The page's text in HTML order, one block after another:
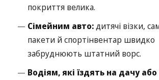
покриття велика.
Сімейним авто:дитячі візки,
пакети й спортінвентар швидко
забруднюють штатний ворс.
Водіям, які їздять на дачу